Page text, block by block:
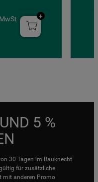
5 %
30 Tagen im Bauknecht
für zusätzliche
mit anderen Promo